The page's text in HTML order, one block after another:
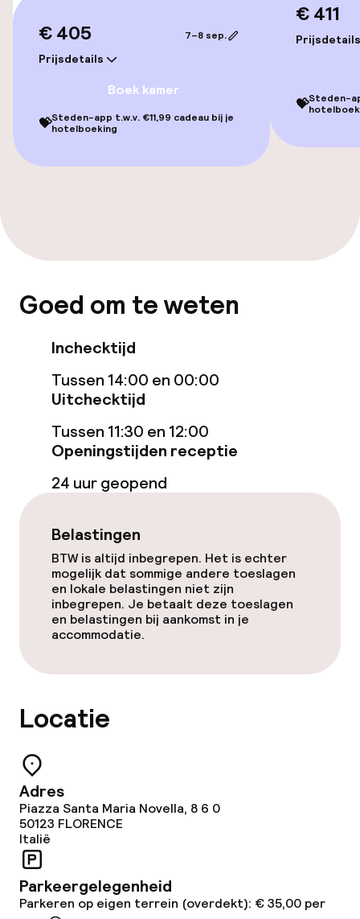
Lift
Kamers voor rokers beschikbaar
Zwemmen & wellness
Entertainment
Gratis wifi
TV lounge
Eet- en drinkgelegenheden
Bar
Eet- en drinkdiensten
Ontbijtbuffet
Roomservice
Dieetopties
Faciliteiten en diensten voor kinderen
Babysitservice
Schoonmaakvoorzieningen
€ 405
Prijsdetails
7–8 sep.
Boek kamer
💝Steden-app t.w.v. €11,99 cadeau bij je
hotelboeking
€ 411
Prijsdetails
💝Steden-
Goed om te weten
Inchecktijd
Tussen 14:00 en 00:00
Uitchecktijd
Tussen 11:30 en 12:00
Openingstijden receptie
24 uur geopend
Belastingen
BTW is altijd inbegrepen. Het is echter
mogelijk dat sommige andere toeslagen
en lokale belastingen niet zijn
inbegrepen. Je betaalt deze toeslagen
en belastingen bij aankomst in je
accommodatie.
Locatie
Adres
Piazza Santa Maria Novella, 8 6 0
50123 FLORENCE
Italië
Parkeergelegenheid
Parkeren op eigen terrein (overdekt): € 35,00 per